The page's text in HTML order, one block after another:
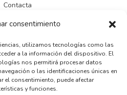
consentimiento
utilizamos tecnologías como las
a la información del dispositivo. El
nos permitirá procesar datos
o las identificaciones únicas en
el consentimiento, puede afectar
y funciones.
Contacta
Aviso legal
de cookies
de privacidad